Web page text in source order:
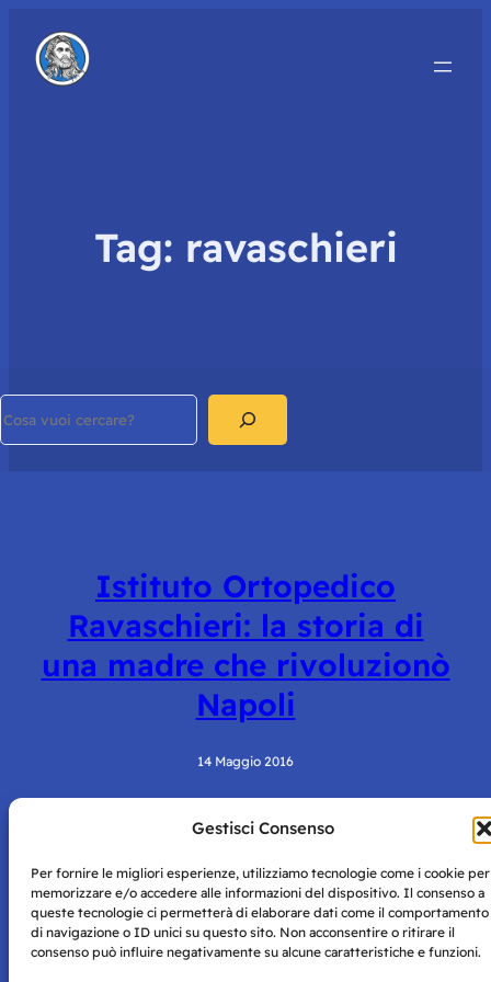
Gestisci Consenso
Per fornire le migliori esperienze, utilizziamo tecnologie come i cookie per
memorizzare e/o accedere alle informazioni del dispositivo. Il consenso a
queste tecnologie ci permetterà di elaborare dati come il comportamento
di navigazione o ID unici su questo sito. Non acconsentire o ritirare il
consenso può influire negativamente su alcune caratteristiche e funzioni.
Tag: ravaschieri
Istituto Ortopedico
Ravaschieri: la storia di
una madre che rivoluzionò
Napoli
14 Maggio 2016